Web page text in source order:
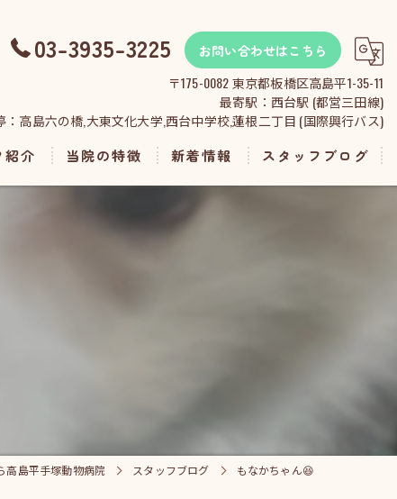
03-3935-3225 お問い合わせはこちら
〒175-0082 東京都板橋区高島平1-35-11
最寄駅：西台駅 (都営三田線)
：高島六の橋,大東文化大学,西台中学校,蓮根二丁目 (国際興行バス)
紹介 当院の特徴 新着情報 スタッフブログ
高島平手塚動物病院 スタッフブログ もなかちゃん😆